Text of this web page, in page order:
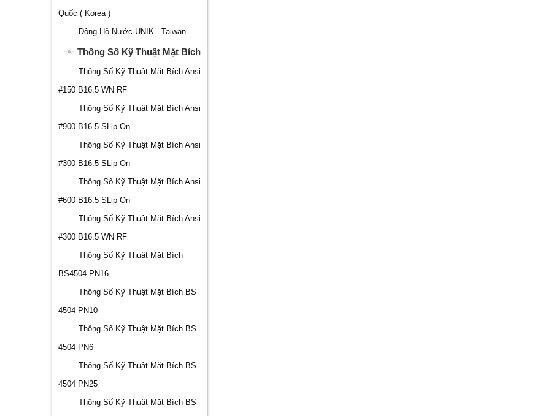
Quốc ( Korea )
Đồng Hồ Nước UNIK - Taiwan
Thông Số Kỹ Thuật Mặt Bích
Thông Số Kỹ Thuật Mặt Bích Ansi
#150 B16.5 WN RF
Thông Số Kỹ Thuật Mặt Bích Ansi
#900 B16.5 SLip On
Thông Số Kỹ Thuật Mặt Bích Ansi
#300 B16.5 SLip On
Thông Số Kỹ Thuật Mặt Bích Ansi
#600 B16.5 SLip On
Thông Số Kỹ Thuật Mặt Bích Ansi
#300 B16.5 WN RF
Thông Số Kỹ Thuật Mặt Bích
BS4504 PN16
Thông Số Kỹ Thuật Mặt Bích BS
4504 PN10
Thông Số Kỹ Thuật Mặt Bích BS
4504 PN6
Thông Số Kỹ Thuật Mặt Bích BS
4504 PN25
Thông Số Kỹ Thuật Mặt Bích BS